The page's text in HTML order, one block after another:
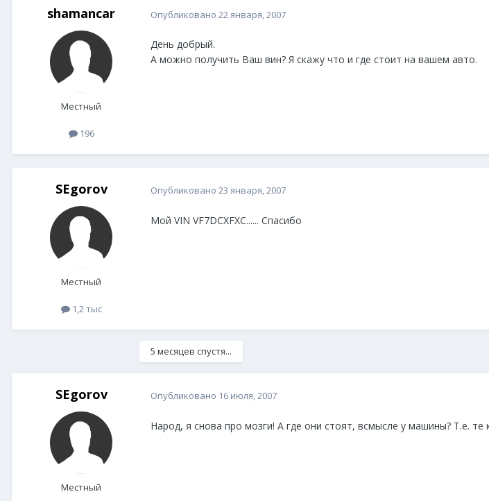
shamancar
Местный
196
Опубликовано 22 января, 2007
День добрый.
А можно получить Ваш вин? Я скажу что и где стоит на вашем авто.
SEgorov
Местный
1,2 тыс
Опубликовано 23 января, 2007
Мой VIN VF7DCXFXC...... Спасибо
5 месяцев спустя...
SEgorov
Местный
Опубликовано 16 июля, 2007
Народ, я снова про мозги! А где они стоят, всмысле у машины? Т.е.